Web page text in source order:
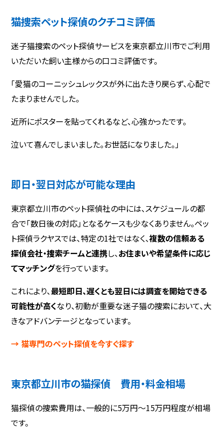
猫捜索ペット探偵のクチコミ評価
迷子猫捜索のペット探偵サービスを東京都立川市でご利用
いただいた飼い主様からの口コミ評価です。
「愛猫のコーニッシュレックスが外に出たきり戻らず、心配で
たまりませんでした。
近所にポスターを貼ってくれるなど、心強かったです。
泣いて喜んでしまいました。お世話になりました。」
即日・翌日対応が可能な理由
東京都立川市のペット探偵社の中には、スケジュールの都
合で「数日後の対応」となるケースも少なくありません。ペッ
ト探偵ラクヤスでは、特定の1社ではなく、複数の信頼ある
探偵会社・捜索チームと連携し、お住まいや希望条件に応じ
てマッチングを行っています。
これにより、最短即日、遅くとも翌日には調査を開始できる
可能性が高くなり、初動が重要な迷子猫の捜索において、大
きなアドバンテージとなっています。
→ 猫専門のペット探偵を今すぐ探す
東京都立川市の猫探偵 費用・料金相場
猫探偵の捜索費用は、一般的に5万円〜15万円程度が相場
です。